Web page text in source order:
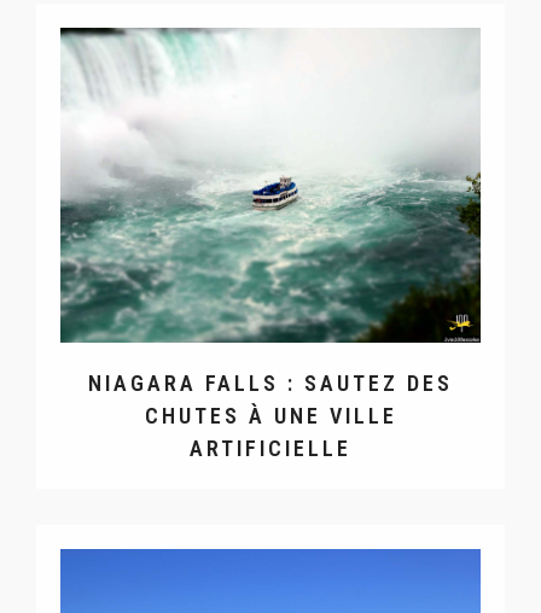
NIAGARA FALLS : SAUTEZ DES
CHUTES À UNE VILLE
ARTIFICIELLE